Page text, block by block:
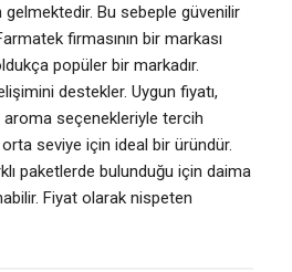
Bu sebeple güvenilir
firmasının bir markası
popüler bir markadır.
destekler. Uygun fiyatı,
aroma seçenekleriyle tercih
seviye için ideal bir üründür.
paketlerde bulunduğu için daima
Fiyat olarak nispeten